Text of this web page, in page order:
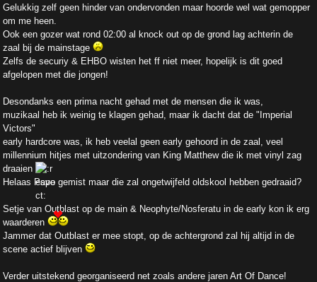
Gelukkig zelf geen hinder van ondervonden maar hoorde wel wat gemopper
om me heen.
Ook een gozer wat rond 02:00 al knock out op de grond lag achterin de
zaal bij de mainstage
Zelfs de securiy & EHBO wisten het ff niet meer, hopelijk is dit goed
afgelopen met die jongen!
Desondanks een prima nacht gehad met de mensen die ik was,
muzikaal heb ik weinig te klagen gehad, maar ik dacht dat de "Imperial
Victors"
early hardcore was, ik heb veelal geen early gehoord in de zaal, veel
millennium hitjes met uitzondering van King Matthew die ik met vinyl zag
draaien
Helaas Pavo gemist maar die zal ongetwijfeld oldskool hebben gedraaid?
Setje van Outblast op de main & Neophyte/Nosferatu in de early kon ik erg
waarderen
Jammer dat Outblast er mee stopt, op de achtergrond zal hij altijd in de
scene actief blijven
Verder uitstekend georganiseerd net zoals andere jaren Art Of Dance!